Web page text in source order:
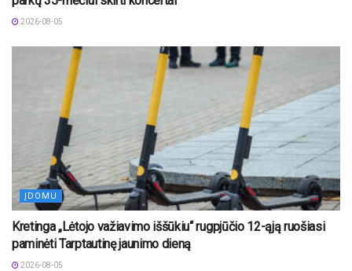
2026-08-05
ĮDOMU
Kretinga „Lėtojo važiavimo iššūkiu“ rugpjūčio 12-ąją ruošiasi
paminėti Tarptautinę jaunimo dieną
2026-08-05